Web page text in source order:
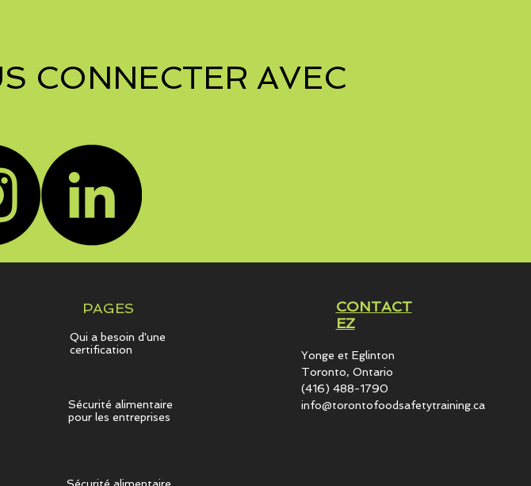
CONNECTER AVEC
PAGES
Qui a besoin d'une
certification
Sécurité alimentaire
pour les entreprises
CONTACT
EZ
Yonge et Eglinton​
Toronto, Ontario
(416) 488-1790
info@torontofoodsafetytraining.ca